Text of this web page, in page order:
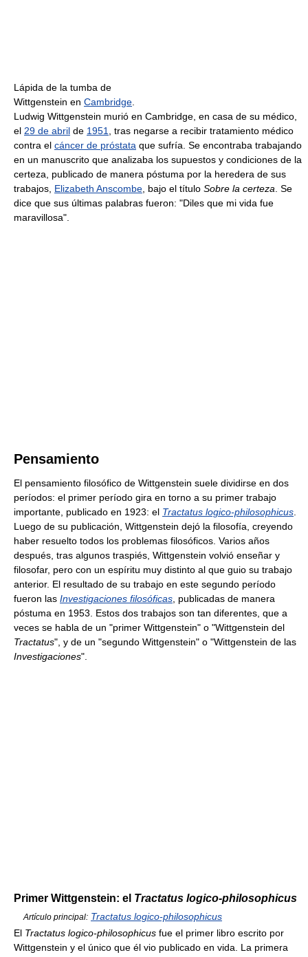
Lápida de la tumba de
Wittgenstein en Cambridge.
Ludwig Wittgenstein murió en Cambridge, en casa de su médico,
el 29 de abril de 1951, tras negarse a recibir tratamiento médico
contra el cáncer de próstata que sufría. Se encontraba trabajando
en un manuscrito que analizaba los supuestos y condiciones de la
certeza, publicado de manera póstuma por la heredera de sus
trabajos, Elizabeth Anscombe, bajo el título Sobre la certeza. Se
dice que sus últimas palabras fueron: "Diles que mi vida fue
maravillosa".
Pensamiento
El pensamiento filosófico de Wittgenstein suele dividirse en dos
períodos: el primer período gira en torno a su primer trabajo
importante, publicado en 1923: el Tractatus logico-philosophicus.
Luego de su publicación, Wittgenstein dejó la filosofía, creyendo
haber resuelto todos los problemas filosóficos. Varios años
después, tras algunos traspiés, Wittgenstein volvió enseñar y
filosofar, pero con un espíritu muy distinto al que guio su trabajo
anterior. El resultado de su trabajo en este segundo período
fueron las Investigaciones filosóficas, publicadas de manera
póstuma en 1953. Estos dos trabajos son tan diferentes, que a
veces se habla de un "primer Wittgenstein" o "Wittgenstein del
Tractatus", y de un "segundo Wittgenstein" o "Wittgenstein de las
Investigaciones".
Primer Wittgenstein: el Tractatus logico-philosophicus
Artículo principal: Tractatus logico-philosophicus
El Tractatus logico-philosophicus fue el primer libro escrito por
Wittgenstein y el único que él vio publicado en vida. La primera